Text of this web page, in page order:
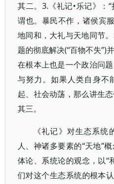
其二。3.《礼记•乐记》：
谓也。暴民不作，诸侯宾
地同和，大礼与天地同节
题的彻底解决(“百物不失”)
在根本上也是一个政治问
与努力。如果人类自身不
起、社会动荡，那么讲生
其三。
《礼记》对生态系统
人、神诸多要素的“天地”
体论、系统论的观念，以“
们对这个生态系统的根本